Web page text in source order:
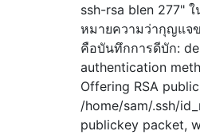
ssh-rsa blen 277"
หมายความว่ากุญแจ
คือบันทึกการดีบัก:
authentication
Offering RSA
/home/sam/.ssh/
publickey packet,